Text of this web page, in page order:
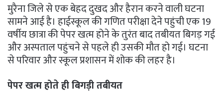
मुरैना जिले से एक बेहद दुखद और हैरान करने वाली घटना
सामने आई है। हाईस्कूल की गणित परीक्षा देने पहुंची एक 19
वर्षीय छात्रा की पेपर खत्म होने के तुरंत बाद तबीयत बिगड़ गई
और अस्पताल पहुंचने से पहले ही उसकी मौत हो गई। घटना
से परिवार और स्कूल प्रशासन में शोक की लहर है।
पेपर खत्म होते ही बिगड़ी तबीयत